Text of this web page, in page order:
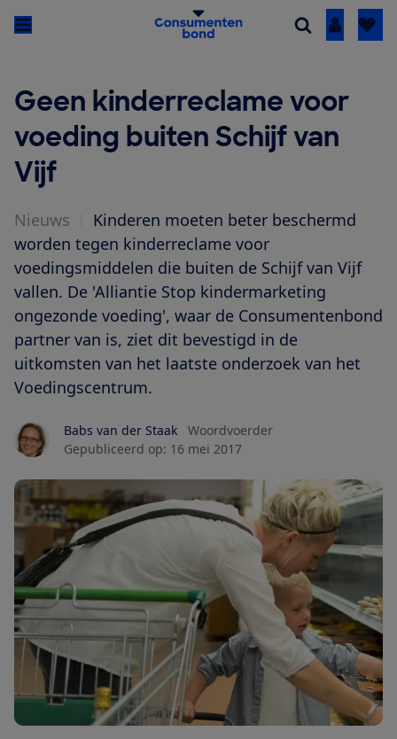
Inloggen
Geen kinderreclame voor
voeding buiten Schijf van
Vijf
Nieuws
Kinderen moeten beter beschermd
worden tegen kinderreclame voor
voedingsmiddelen die buiten de Schijf van Vijf
vallen. De 'Alliantie Stop kindermarketing
ongezonde voeding', waar de Consumentenbond
partner van is, ziet dit bevestigd in de
uitkomsten van het laatste onderzoek van het
Voedingscentrum.
Babs van der Staak
Woordvoerder
Gepubliceerd op: 16 mei 2017